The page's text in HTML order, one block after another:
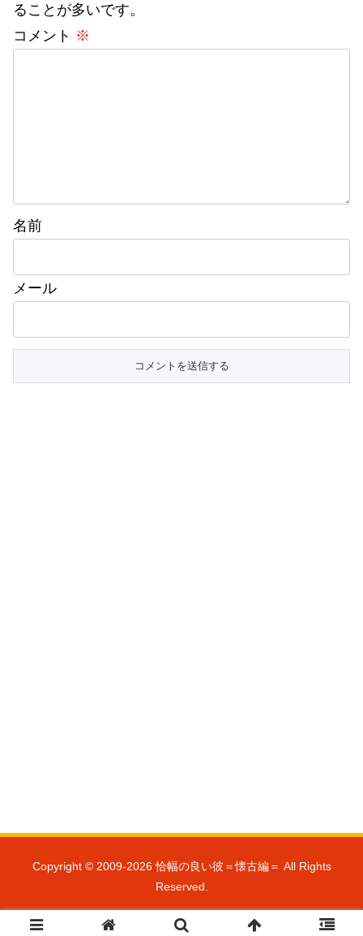
ることが多いです。
コメント ※
名前
メール
Copyright © 2009-2026 恰幅の良い彼＝懐古編＝ All Rights
Reserved.